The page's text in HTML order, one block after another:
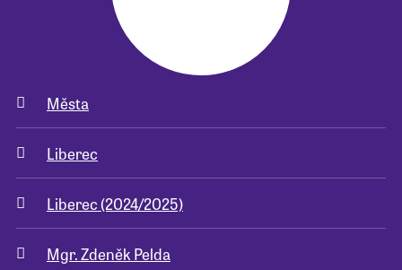
Pro školy
Příběhy našich sousedů
Města
Liberec
Liberec (2024/2025)
Mgr. Zdeněk Pelda